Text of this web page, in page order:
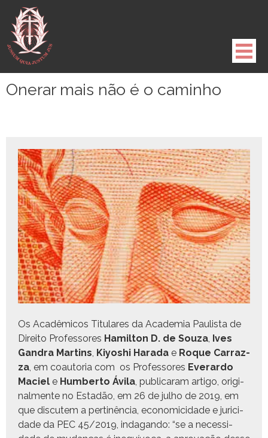
para
conteúdo
Onerar mais não é o caminho
Os Acadêmi­cos Tit­u­lares da Acad­e­mia Paulista de
Dire­ito Pro­fes­sores Hamil­ton D. de Souza, Ives
Gan­dra Mar­tins, Kiyoshi Hara­da e Roque Car­raz­
za, em coau­to­ria com os Pro­fes­sores Ever­ar­do
Maciel e Hum­ber­to Ávi­la, pub­licaram arti­go, orig­i­
nal­mente no Estadão, em 26 de jul­ho de 2019, em
que dis­cutem a per­t­inên­cia, eco­nomi­ci­dade e juri­ci­
dade da PEC 45/2019, inda­gan­do: “se a neces­si­